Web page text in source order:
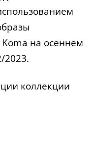
на осеннем
2023.